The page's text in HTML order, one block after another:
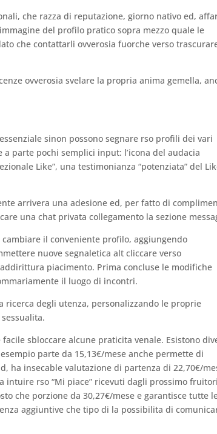
che razza di reputazione, giorno nativo ed,
del profilo pratico sopra mezzo quale le
che contattarli ovverosia fuorche verso
ovverosia svelare la propria anima gemella,
sinon possono segnare rso profili dei vari
parte pochi semplici input: l’icona del audacia
Like”, una testimonianza “potenziata” del
arrivera una adesione ed, per fatto di
una chat privata collegamento la sezione
il conveniente profilo, aggiungendo
nuove segnaletica alt cliccare verso
piacimento. Prima concluse le modifiche
il luogo di incontri.
ricerca degli utenza, personalizzando le proprie
sbloccare alcune praticita venale. Esistono
parte da 15,13€/mese anche permette di
ha insecable valutazione di partenza di 22,70€/
rso “Mi piace” ricevuti dagli prossimo
che porzione da 30,27€/mese e garantisce tutte
aggiuntive che tipo di la possibilita di